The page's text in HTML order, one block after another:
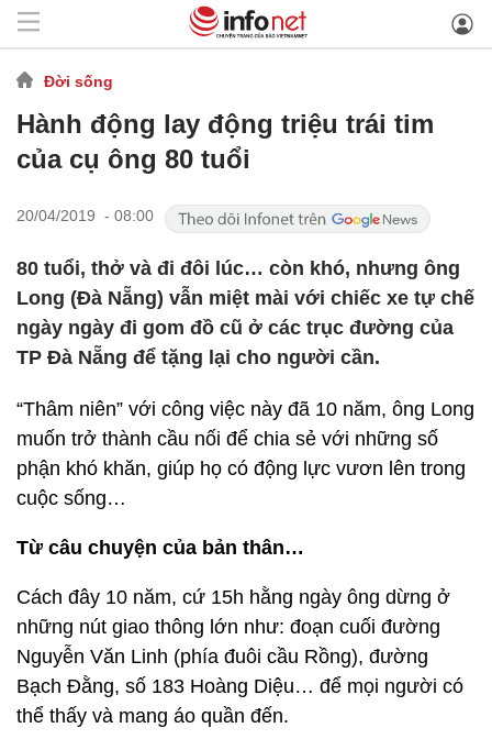
Đời sống
Hành động lay động triệu trái tim
của cụ ông 80 tuổi
20/04/2019 - 08:00
80 tuổi, thở và đi đôi lúc… còn khó, nhưng ông
Long (Đà Nẵng) vẫn miệt mài với chiếc xe tự chế
ngày ngày đi gom đồ cũ ở các trục đường của
TP Đà Nẵng để tặng lại cho người cần.
“Thâm niên” với công việc này đã 10 năm, ông Long
muốn trở thành cầu nối để chia sẻ với những số
phận khó khăn, giúp họ có động lực vươn lên trong
cuộc sống…
Từ câu chuyện của bản thân…
Cách đây 10 năm, cứ 15h hằng ngày ông dừng ở
những nút giao thông lớn như: đoạn cuối đường
Nguyễn Văn Linh (phía đuôi cầu Rồng), đường
Bạch Đằng, số 183 Hoàng Diệu… để mọi người có
thể thấy và mang áo quần đến.